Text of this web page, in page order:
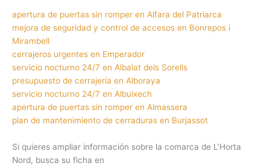
apertura de puertas sin romper en Alfara del Patriarca
mejora de seguridad y control de accesos en Bonrepos i
Mirambell
cerrajeros urgentes en Emperador
servicio nocturno 24/7 en Albalat dels Sorells
presupuesto de cerrajería en Alboraya
servicio nocturno 24/7 en Albuixech
apertura de puertas sin romper en Almassera
plan de mantenimiento de cerraduras en Burjassot
Si quieres ampliar información sobre la comarca de L’Horta
Nord, busca su ficha en